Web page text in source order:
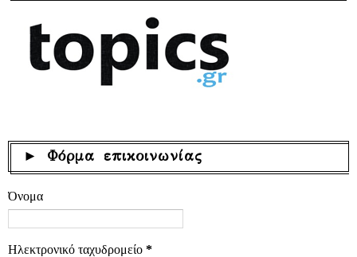
► Φόρμα επικοινωνίας
Όνομα
Ηλεκτρονικό ταχυδρομείο *